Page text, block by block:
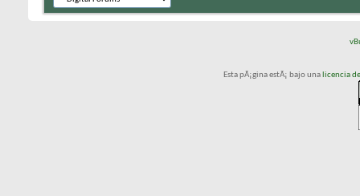
Esta pÃ¡gina estÃ¡ bajo una licencia